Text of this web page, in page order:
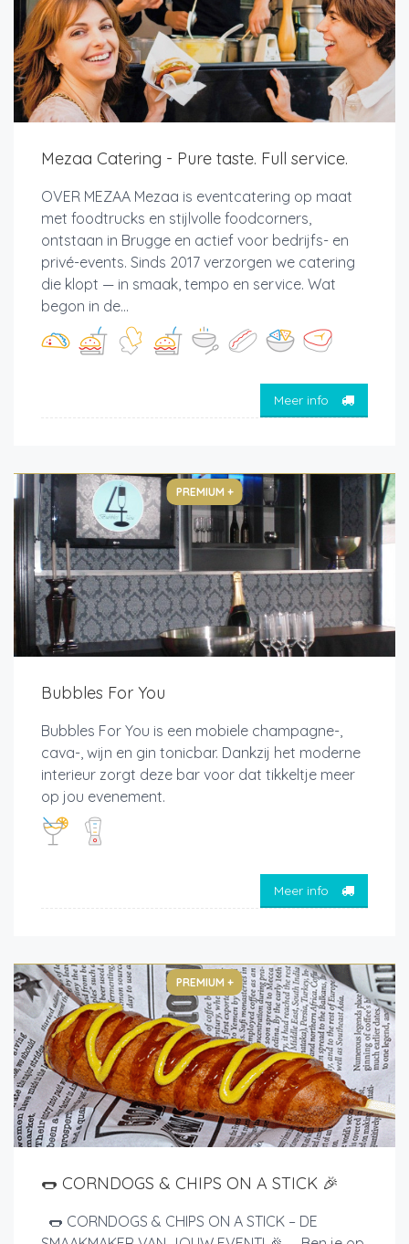
Mezaa Catering - Pure taste. Full service.
OVER MEZAA Mezaa is eventcatering op maat
met foodtrucks en stijlvolle foodcorners,
ontstaan in Brugge en actief voor bedrijfs- en
privé-events. Sinds 2017 verzorgen we catering
die klopt — in smaak, tempo en service. Wat
begon in de...
Meer info
PREMIUM +
Bubbles For You
Bubbles For You is een mobiele champagne-,
cava-, wijn en gin tonicbar. Dankzij het moderne
interieur zorgt deze bar voor dat tikkeltje meer
op jou evenement.
Meer info
PREMIUM +
🌭 CORNDOGS & CHIPS ON A STICK 🎉
🌭 CORNDOGS & CHIPS ON A STICK – DE